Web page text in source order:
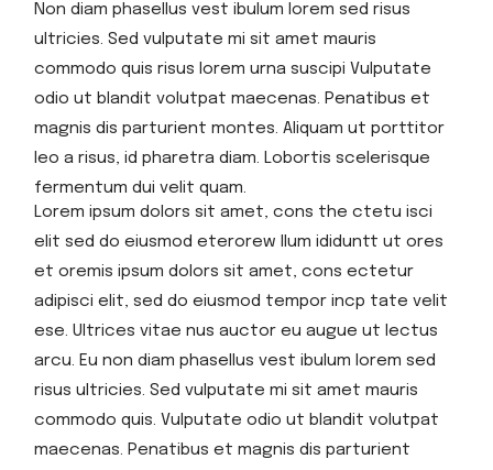
Non diam phasellus vest ibulum lorem sed risus
ultricies. Sed vulputate mi sit amet mauris
commodo quis risus lorem urna suscipi Vulputate
odio ut blandit volutpat maecenas. Penatibus et
magnis dis parturient montes. Aliquam ut porttitor
leo a risus, id pharetra diam. Lobortis scelerisque
fermentum dui velit quam.
Lorem ipsum dolors sit amet, cons the ctetu isci
elit sed do eiusmod eterorew llum ididuntt ut ores
et oremis ipsum dolors sit amet, cons ectetur
adipisci elit, sed do eiusmod tempor incp tate velit
ese. Ultrices vitae nus auctor eu augue ut lectus
arcu. Eu non diam phasellus vest ibulum lorem sed
risus ultricies. Sed vulputate mi sit amet mauris
commodo quis. Vulputate odio ut blandit volutpat
maecenas. Penatibus et magnis dis parturient